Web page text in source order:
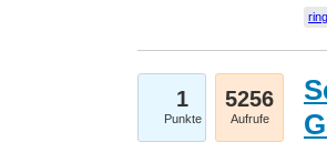
ring
1
Punkte
5256
Aufrufe